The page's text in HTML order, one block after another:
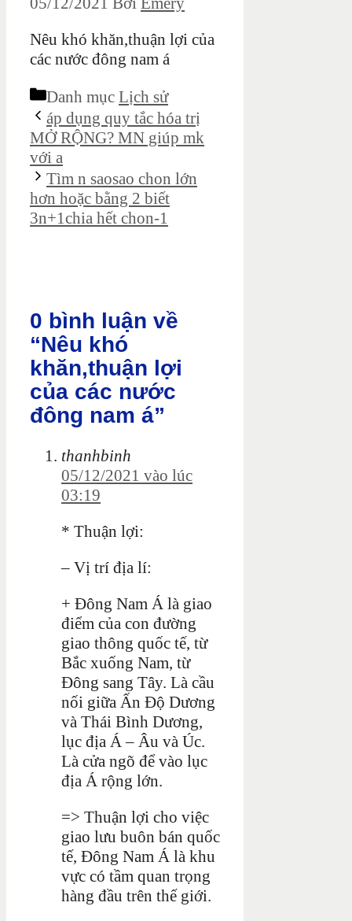
Nêu khó khăn,thuận lợi của
các nước đông nam á
Danh mục Lịch sử
áp dụng quy tắc hóa trị
MỞ RỘNG? MN giúp mk
với a
Tìm n saosao chon lớn
hơn hoặc bằng 2 biết
3n+1chia hết chon-1
0 bình luận về
“Nêu khó
khăn,thuận lợi
của các nước
đông nam á”
thanhbinh
05/12/2021 vào lúc
03:19
* Thuận lợi:
– Vị trí địa lí:
+ Đông Nam Á là giao
điểm của con đường
giao thông quốc tế, từ
Bắc xuống Nam, từ
Đông sang Tây. Là cầu
nối giữa Ấn Độ Dương
và Thái Bình Dương,
lục địa Á – Âu và Úc.
Là cửa ngõ để vào lục
địa Á rộng lớn.
=> Thuận lợi cho việc
giao lưu buôn bán quốc
tế, Đông Nam Á là khu
vực có tầm quan trọng
hàng đầu trên thế giới.